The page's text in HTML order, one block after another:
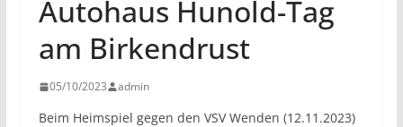
Autohaus Hunold-Tag
am Birkendrust
05/10/2023 admin
Beim Heimspiel gegen den VSV Wenden (12.11.2023)